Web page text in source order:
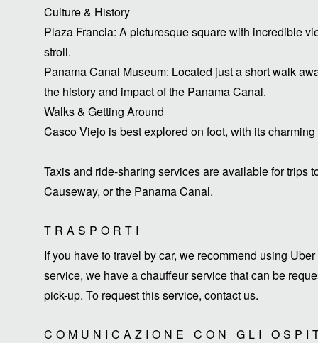
Culture & History
Plaza Francia: A picturesque square with incredible
stroll.
Panama Canal Museum: Located just a short walk
the history and impact of the Panama Canal.
Walks & Getting Around
Casco Viejo is best explored on foot, with its
Taxis and ride-sharing services are available for trips
Causeway, or the Panama Canal.
TRASPORTI
If you have to travel by car, we recommend using
service, we have a chauffeur service that can be
pick-up. To request this service, contact us.
COMUNICAZIONE CON GLI